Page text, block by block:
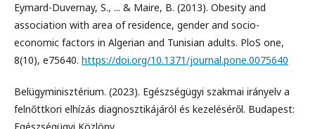
Eymard-Duvernay, S., ... & Maire, B. (2013). Obesity and
association with area of residence, gender and socio-
economic factors in Algerian and Tunisian adults. PloS one,
8(10), e75640. https://doi.org/10.1371/journal.pone.0075640
Belügyminisztérium. (2023). Egészségügyi szakmai irányelv a
felnőttkori elhízás diagnosztikájáról és kezeléséről. Budapest: